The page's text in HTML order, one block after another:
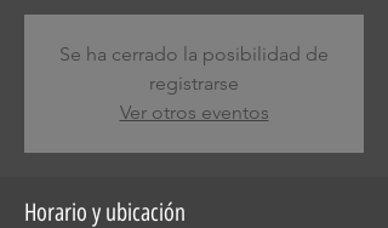
Se ha cerrado la posibilidad de
registrarse
Ver otros eventos
Horario y ubicación